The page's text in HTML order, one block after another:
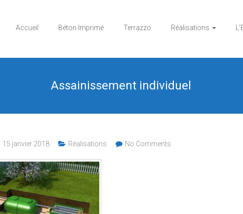
Accueil Béton Imprimé Terrazzo Réalisations
Assainissement individuel
15 janvier 2018 Réalisations No Comments